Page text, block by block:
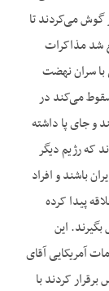
گوش می‌کردند تا
شد مذاکرات
با سران نهضت
می‌کند در
و جای پا داشته
که رژیم دیگر
باشند و افراد
پیدا کرده
این
آمریکایی آقای
کردند با